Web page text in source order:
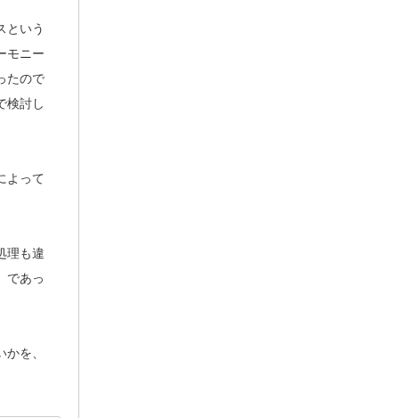
という
モニー
たので
検討し
よって
理も違
であっ
を、